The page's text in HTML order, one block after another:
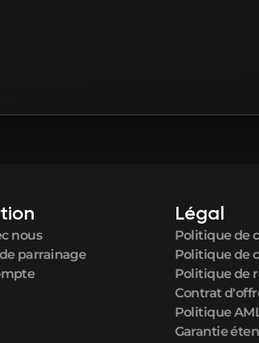
nous
parrainage
Légal
Politique de
Politique de
Politique de
Contrat
Politique
Garantie